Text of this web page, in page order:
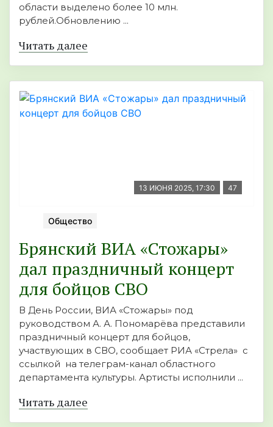
области выделено более 10 млн.
рублей.Обновлению ...
Читать далее
13 ИЮНЯ 2025, 17:30 47
Общество
Брянский ВИА «Стожары»
дал праздничный концерт
для бойцов СВО
В День России, ВИА «Стожары» под
руководством А. А. Пономарёва представили
праздничный концерт для бойцов,
участвующих в СВО, сообщает РИА «Стрела» с
ссылкой на телеграм-канал областного
департамента культуры. Артисты исполнили ...
Читать далее